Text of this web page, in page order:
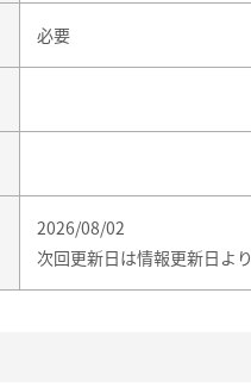
必要
2026/08/02
次回更新日は情報更新日よ